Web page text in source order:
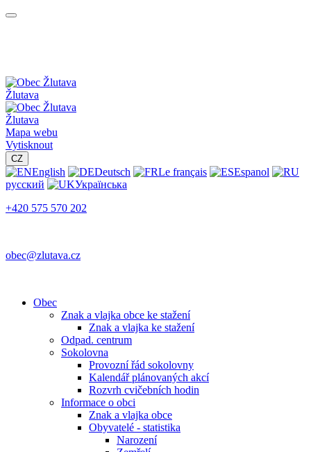
Žlutava
Žlutava
Mapa webu
Vytisknout
CZ
English Deutsch Le français
Espanol
русский
Українська
+420 575 570 202
obec@zlutava.cz
Obec
Znak a vlajka obce ke stažení
Znak a vlajka ke stažení
Odpad. centrum
Sokolovna
Provozní řád sokolovny
Kalendář plánovaných akcí
Rozvrh cvičebních hodin
Informace o obci
Znak a vlajka obce
Obyvatelé - statistika
Narození